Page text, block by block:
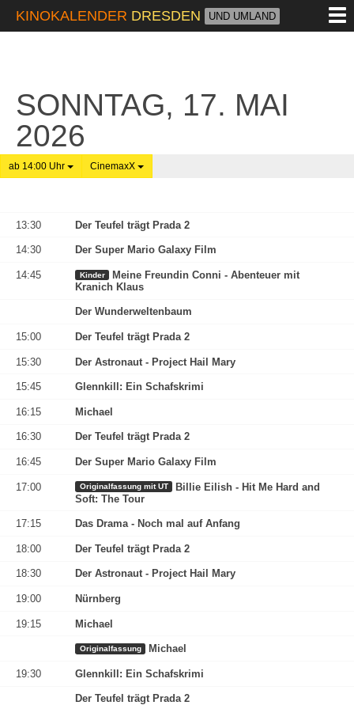
KINOKALENDER DRESDEN UND UMLAND
SONNTAG, 17. MAI
2026
ab 14:00 Uhr CinemaxX
13:30 Der Teufel trägt Prada 2
14:30 Der Super Mario Galaxy Film
14:45 Kinder
Meine Freundin Conni - Abenteuer mit
Kranich Klaus
Der Wunderweltenbaum
15:00 Der Teufel trägt Prada 2
15:30 Der Astronaut - Project Hail Mary
15:45 Glennkill: Ein Schafskrimi
16:15 Michael
16:30 Der Teufel trägt Prada 2
16:45 Der Super Mario Galaxy Film
17:00 Originalfassung mit UT
Billie Eilish - Hit Me Hard and
Soft: The Tour
17:15 Das Drama - Noch mal auf Anfang
18:00 Der Teufel trägt Prada 2
18:30 Der Astronaut - Project Hail Mary
19:00 Nürnberg
19:15 Michael
Originalfassung Michael
19:30 Glennkill: Ein Schafskrimi
Der Teufel trägt Prada 2